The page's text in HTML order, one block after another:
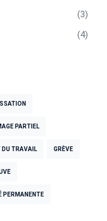
3
4
PARTIEL
DU TRAVAIL GRÈVE
PERMANENTE